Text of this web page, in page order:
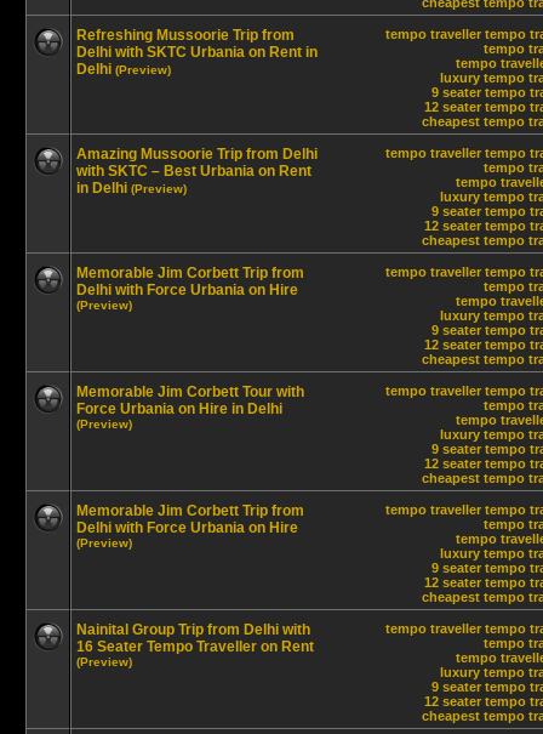
tempo traveller tempo
tempo
tempo
luxury tempo
9 seater tempo
12 seater tempo
cheapest tempo
Refreshing Mussoorie Trip from
Delhi with SKTC Urbania on Rent in
Delhi (Preview)
tempo traveller tempo
tempo
tempo
luxury tempo
9 seater tempo
12 seater tempo
cheapest tempo
Amazing Mussoorie Trip from Delhi
with SKTC – Best Urbania on Rent
in Delhi (Preview)
tempo traveller tempo
tempo
tempo
luxury tempo
9 seater tempo
12 seater tempo
cheapest tempo
Memorable Jim Corbett Trip from
Delhi with Force Urbania on Hire
(Preview)
tempo traveller tempo
tempo
tempo
luxury tempo
9 seater tempo
12 seater tempo
cheapest tempo
Memorable Jim Corbett Tour with
Force Urbania on Hire in Delhi
(Preview)
tempo traveller tempo
tempo
tempo
luxury tempo
9 seater tempo
12 seater tempo
cheapest tempo
Memorable Jim Corbett Trip from
Delhi with Force Urbania on Hire
(Preview)
tempo traveller tempo
tempo
tempo
luxury tempo
9 seater tempo
12 seater tempo
cheapest tempo
Nainital Group Trip from Delhi with
16 Seater Tempo Traveller on Rent
(Preview)